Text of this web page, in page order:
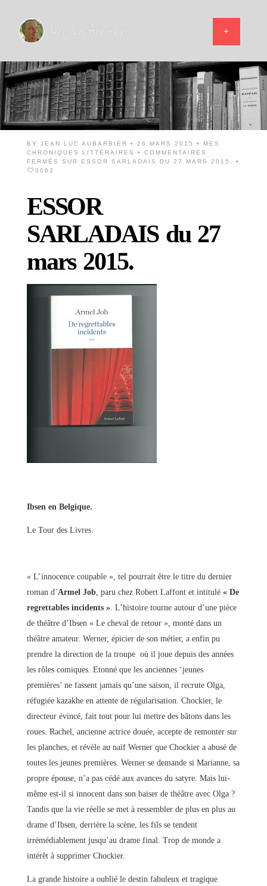
BY JEAN LUC AUBARBIER • 26 MARS 2015 •
MES
CHRONIQUES LITTÉRAIRES
• COMMENTAIRES
FERMÉS
SUR ESSOR SARLADAIS DU 27 MARS 2015.
•
3062
ESSOR
SARLADAIS du 27
mars 2015.
Ibsen en Belgique.
Le Tour des Livres.
« L’innocence coupable », tel pourrait être le titre du dernier
roman d’Armel Job, paru chez Robert Laffont et intitulé « De
regrettables incidents ». L’histoire tourne autour d’une pièce
de théâtre d’Ibsen « Le cheval de retour », monté dans un
théâtre amateur. Werner, épicier de son métier, a enfin pu
prendre la direction de la troupe où il joue depuis des années
les rôles comiques. Etonné que les anciennes ‘jeunes
premières’ ne fassent jamais qu’une saison, il recrute Olga,
réfugiée kazakhe en attente de régularisation. Chockier, le
directeur évincé, fait tout pour lui mettre des bâtons dans les
roues. Rachel, ancienne actrice douée, accepte de remonter sur
les planches, et révèle au naïf Werner que Chockier a abusé de
toutes les jeunes premières. Werner se demande si Marianne, sa
propre épouse, n’a pas cédé aux avances du satyre. Mais lui-
même est-il si innocent dans son baiser de théâtre avec Olga ?
Tandis que la vie réelle se met à ressembler de plus en plus au
drame d’Ibsen, derrière la scène, les fils se tendent
irrémédiablement jusqu’au drame final. Trop de monde a
intérêt à supprimer Chockier.
La grande histoire a oublié le destin fabuleux et tragique